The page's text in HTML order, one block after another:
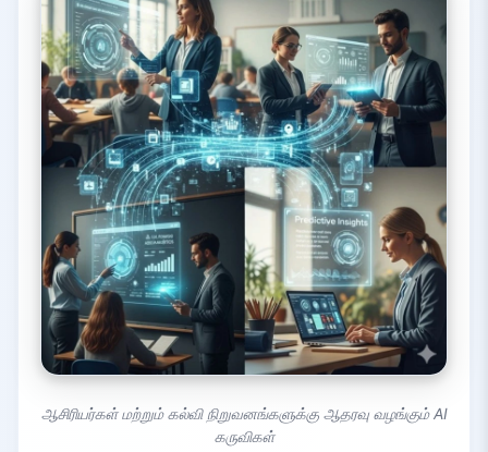
ஆசிரியர்கள் மற்றும் கல்வி நிறுவனங்களுக்கு ஆதரவு வழங்கும் AI
கருவிகள்